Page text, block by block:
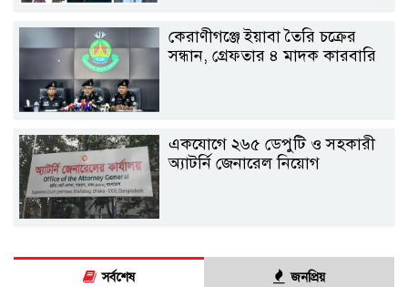
কেরাণীগঞ্জে ইয়াবা তৈরি চক্রের
সন্ধান, গ্রেফতার ৪ মাদক কারবারি
একযোগে ২৬৫ ডেপুটি ও সহকারী
অ্যাটর্নি জেনারেল নিয়োগ
সর্বশেষ জনপ্রিয়